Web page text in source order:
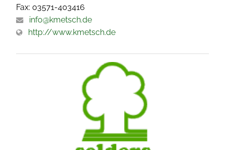
Fax: 03571-403416
info@kmetsch.de
http://www.kmetsch.de